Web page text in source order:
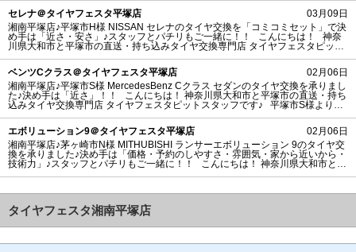
した。 湘南平塚店ご利用ありがとうございます！ タイヤ銘柄： MAXIMUS
M1 タイヤサイズ
セレナ＠タイヤフェスタ平塚店
03月09日
湘南平塚店♪平塚市H様 NISSAN セレナのタイヤ交換を「コミコミセット」で決
め手は「近さ・安さ」♪スタッフとパチリもご一緒に！！ こんにちは！ 神奈
川県大和市と平塚市の直送・‪‎持ち込みタイヤ交換専門店‬ タイヤフェスタピット
ベンツCクラス＠タイヤフェスタ平塚店
02月06日
湘南平塚店♪平塚市S様 MercedesBenz Cクラス セダンのタイヤ交換を承りまし
た♪決め手は「近さ」！！ こんにちは！ 神奈川県大和市と平塚市の直送・‪‎持ち
込みタイヤ交換専門店‬ タイヤフェスタピットスタッフです♪ 平塚市S様よりMe
エボリューション9＠タイヤフェスタ平塚店
02月06日
湘南平塚店♪茅ヶ崎市N様 MITHUBISHI ランサーエボリューション 9のタイヤ交
換を承りました♪決め手は「価格・予約のしやすさ・雰囲気・家から近いから・
技術力」♪スタッフとパチリもご一緒に！！ こんにちは！ 神奈川県大和市と平
ました。 湘南平塚店ご利用ありがとうございま
タイヤフェスタ湘南平塚店